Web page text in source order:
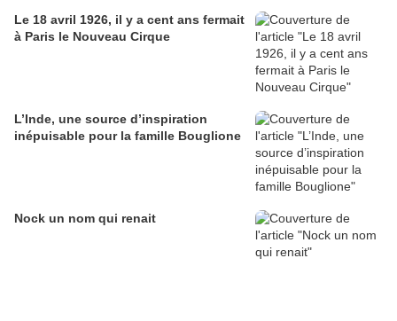
Le 18 avril 1926, il y a cent ans fermait
à Paris le Nouveau Cirque
L’Inde, une source d’inspiration
inépuisable pour la famille Bouglione
Nock un nom qui renait